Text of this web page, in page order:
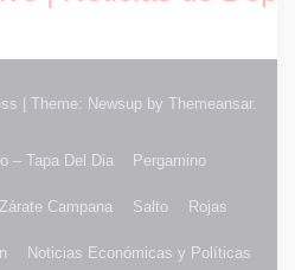
Theme: Newsup by Themeansar.
– Tapa Del Dia Pergamino
Zárate Campana Salto Rojas
Noticias Económicas y Políticas